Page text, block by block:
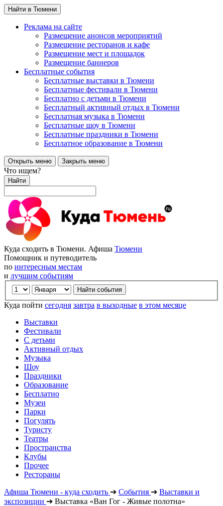
Найти в Тюмени
Реклама на сайте
Размещение анонсов мероприятий
Размещение ресторанов и кафе
Размещение мест и площадок
Размещение баннеров
Бесплатные события
Бесплатные выставки в Тюмени
Бесплатные фестивали в Тюмени
Бесплатно с детьми в Тюмени
Бесплатный активный отдых в Тюмени
Бесплатная музыка в Тюмени
Бесплатные шоу в Тюмени
Бесплатные праздники в Тюмени
Бесплатное образование в Тюмени
Открыть меню Закрыть меню
Что ищем?
Найти
Куда сходить в Тюмени. Афиша Тюмени
Помощник и путеводитель
по интересным местам
и лучшим событиям
Куда пойти сегодня завтра в выходные в этом месяце
Выставки
Фестивали
С детьми
Активный отдых
Музыка
Шоу
Праздники
Образование
Бесплатно
Музеи
Парки
Погулять
Туристу
Театры
Пространства
Клубы
Прочее
Рестораны
Афиша Тюмени - куда сходить ➔ События ➔ Выставки и
экспозиции ➔ Выставка «Ван Гог - Живые полотна»